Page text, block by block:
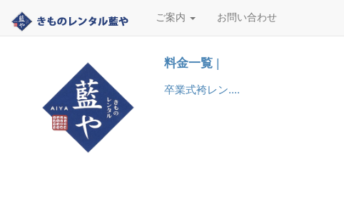
ご案内 お問い合わせ
料金一覧 |
卒業式袴レン....